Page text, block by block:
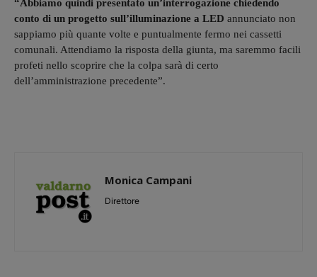
“Abbiamo quindi presentato un’interrogazione chiedendo
conto di un progetto sull’illuminazione a LED annunciato non
sappiamo più quante volte e puntualmente fermo nei cassetti
comunali. Attendiamo la risposta della giunta, ma saremmo facili
profeti nello scoprire che la colpa sarà di certo
dell’amministrazione precedente”.
Monica Campani
Direttore